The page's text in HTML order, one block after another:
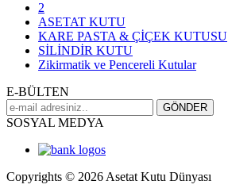
2
ASETAT KUTU
KARE PASTA & ÇİÇEK KUTUSU
SİLİNDİR KUTU
Zikirmatik ve Pencereli Kutular
E-BÜLTEN
SOSYAL MEDYA
Copyrights © 2026 Asetat Kutu Dünyası